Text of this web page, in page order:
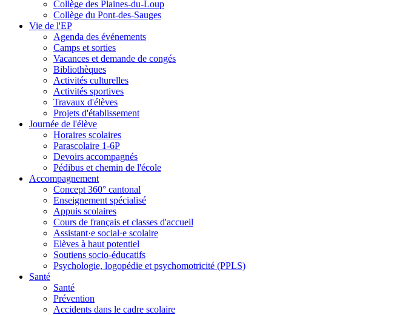
Collège des Plaines-du-Loup
Collège du Pont-des-Sauges
Vie de l'EP
Agenda des événements
Camps et sorties
Vacances et demande de congés
Bibliothèques
Activités culturelles
Activités sportives
Travaux d'élèves
Projets d'établissement
Journée de l'élève
Horaires scolaires
Parascolaire 1-6P
Devoirs accompagnés
Pédibus et chemin de l'école
Accompagnement
Concept 360° cantonal
Enseignement spécialisé
Appuis scolaires
Cours de français et classes d'accueil
Assistant·e social·e scolaire
Elèves à haut potentiel
Soutiens socio-éducatifs
Psychologie, logopédie et psychomotricité (PPLS)
Santé
Santé
Prévention
Accidents dans le cadre scolaire